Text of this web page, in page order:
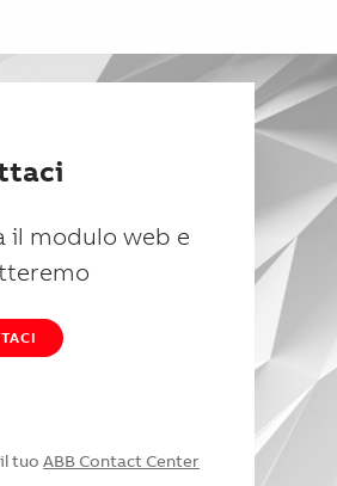
il modulo web e
tuo ABB Contact Center